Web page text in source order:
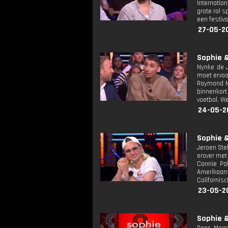
grote rol
een
27-05-
Sophie
Nynke de
moet
Raymond
voetbal.
24-05-
Sophie
Jeroen
erover
Connie
23-05-
Sophie